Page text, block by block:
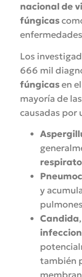
nacional de
fúngicas
Los
666 mil
fúngicasen
mayoría de
causadas por
y
pulmones
Candida
también